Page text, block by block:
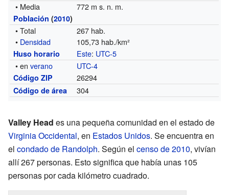
• Media 772 m s. n. m.
Población (2010)
• Total
267 hab.
• Densidad 105,73 hab./km²
Huso horario Este: UTC-5
• enverano UTC-4
Código ZIP 26294
Código de área 304
Valley Head es una pequeña comunidad en el estado de
Virginia Occidental, en Estados Unidos. Se encuentra en
el condado de Randolph. Según el censo de 2010, vivían
allí 267 personas. Esto significa que había unas 105
personas por cada kilómetro cuadrado.